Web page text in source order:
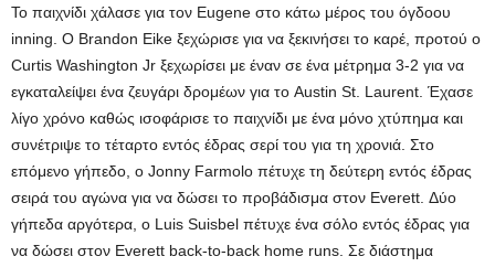
Το παιχνίδι χάλασε για τον Eugene στο κάτω μέρος του όγδοου
inning. Ο Brandon Eike ξεχώρισε για να ξεκινήσει το καρέ, προτού ο
Curtis Washington Jr ξεχωρίσει με έναν σε ένα μέτρημα 3-2 για να
εγκαταλείψει ένα ζευγάρι δρομέων για το Austin St. Laurent. Έχασε
λίγο χρόνο καθώς ισοφάρισε το παιχνίδι με ένα μόνο χτύπημα και
συνέτριψε το τέταρτο εντός έδρας σερί του για τη χρονιά. Στο
επόμενο γήπεδο, ο Jonny Farmolo πέτυχε τη δεύτερη εντός έδρας
σειρά του αγώνα για να δώσει το προβάδισμα στον Everett. Δύο
γήπεδα αργότερα, ο Luis Suisbel πέτυχε ένα σόλο εντός έδρας για
να δώσει στον Everett back-to-back home runs. Σε διάστημα